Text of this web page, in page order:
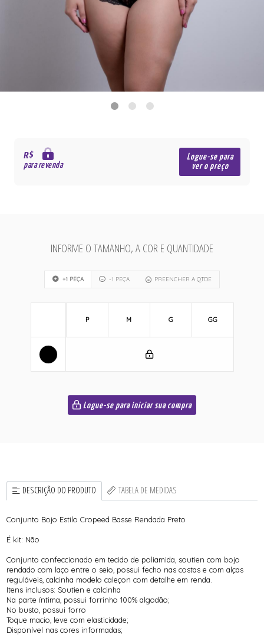
R$
para revenda
Logue-se para
ver o preço
INFORME O TAMANHO, A COR E QUANTIDADE
+1 PEÇA -1 PEÇA PREENCHER A QTDE
P M G GG
Logue-se para iniciar sua compra
DESCRIÇÃO DO PRODUTO TABELA DE MEDIDAS
Conjunto Bojo Estilo Cropeed Basse Rendada Preto
É kit: Não
Conjunto confeccionado em tecido de poliamida, soutien com bojo
rendado com laço entre o seio, possui fecho nas costas e com alças
reguláveis, calcinha modelo caleçon com detalhe em renda.
Itens inclusos: Soutien e calcinha
Na parte íntima, possui forrinho 100% algodão;
No busto, possui forro
Toque macio, leve com elasticidade;
Disponível nas cores informadas;